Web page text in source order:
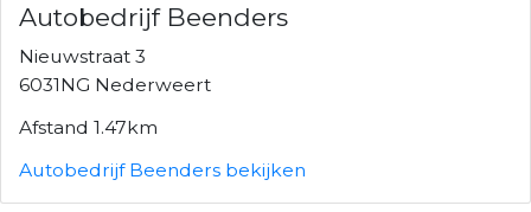
Autobedrijf Beenders
Nieuwstraat 3
6031NG Nederweert
Afstand 1.47km
Autobedrijf Beenders bekijken